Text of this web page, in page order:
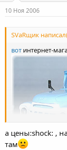
10 Ноя 2006
SVаRщик
вот интернет-
а цены:shock: ,
там